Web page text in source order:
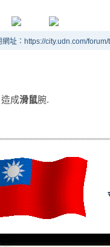
網址：https://city.udn.com/
成滑鼠腕.